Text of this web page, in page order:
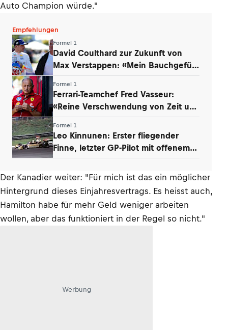
Auto Champion würde."
Empfehlungen
Formel 1
David Coulthard zur Zukunft von
Max Verstappen: «Mein Bauchgefühl
Formel 1
Ferrari-Teamchef Fred Vasseur:
«Reine Verschwendung von Zeit und
Formel 1
Leo Kinnunen: Erster fliegender
Finne, letzter GP-Pilot mit offenem
Der Kanadier weiter: "Für mich ist das ein möglicher
Hintergrund dieses Einjahresvertrags. Es heisst auch,
Hamilton habe für mehr Geld weniger arbeiten
wollen, aber das funktioniert in der Regel so nicht."
Werbung